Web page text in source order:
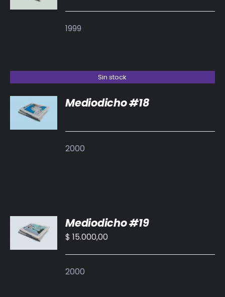
1999
Sin stock
DETALLES
Mediodicho #18
2000
AL
CARRITO
/
Mediodicho #19
$ 15.000,00
2000